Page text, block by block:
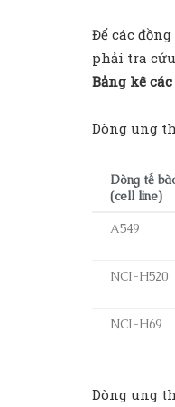
Để các
phải tra
Bảng kê
Dòng ung
Dòng tế
(cell line)
A549
NCI-H520
NCI-H69
Dòng ung